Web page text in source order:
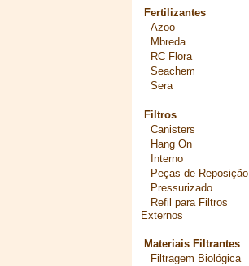
Fertilizantes
Azoo
Mbreda
RC Flora
Seachem
Sera
Filtros
Canisters
Hang On
Interno
Peças de Reposição
Pressurizado
Refil para Filtros
Externos
Materiais Filtrantes
Filtragem Biológica